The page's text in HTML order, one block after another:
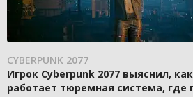
CYBERPUNK 2077
Игрок Cyberpunk 2077 выяснил,
работает тюремная система, где